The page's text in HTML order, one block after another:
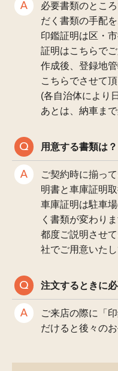
必要書類のとこ
だく書類の手配
印鑑証明は区・
証明はこちらで
作成後、登録地
こちらでさせて頂
(各自治体により
あとは、納車ま
用意する書類は？
ご契約時に揃っ
明書と車庫証明
車庫証明は駐車
く書類が変わり
都度ご説明させ
社でご用意いたし
注文するときに
ご来店の際に「
だけると後々の